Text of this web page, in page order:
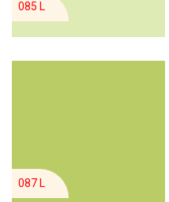
085 L
087 L